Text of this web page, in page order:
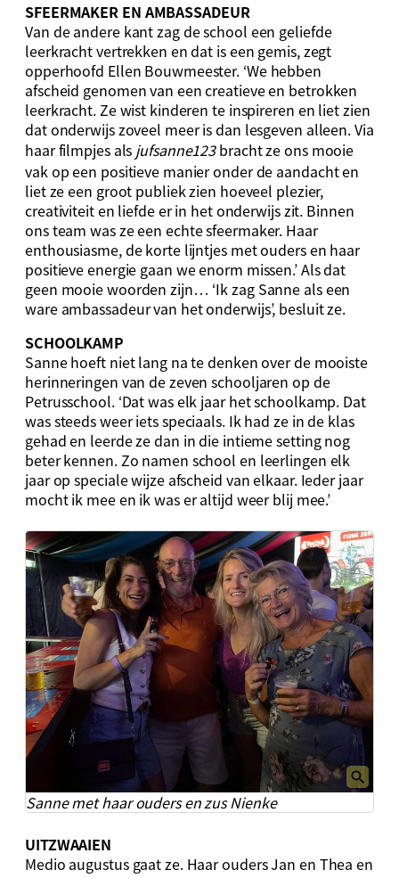
SFEERMAKER EN AMBASSADEUR
Van de andere kant zag de school een geliefde
leerkracht vertrekken en dat is een gemis, zegt
opperhoofd Ellen Bouwmeester. ‘We hebben
afscheid genomen van een creatieve en betrokken
leerkracht. Ze wist kinderen te inspireren en liet zien
dat onderwijs zoveel meer is dan lesgeven alleen. Via
haar filmpjes als jufsanne123bracht ze ons mooie
vak op een positieve manier onder de aandacht en
liet ze een groot publiek zien hoeveel plezier,
creativiteit en liefde er in het onderwijs zit. Binnen
ons team was ze een echte sfeermaker. Haar
enthousiasme, de korte lijntjes met ouders en haar
positieve energie gaan we enorm missen.’ Als dat
geen mooie woorden zijn… ‘Ik zag Sanne als een
ware ambassadeur van het onderwijs’, besluit ze.
SCHOOLKAMP
Sanne hoeft niet lang na te denken over de mooiste
herinneringen van de zeven schooljaren op de
Petrusschool. ‘Dat was elk jaar het schoolkamp. Dat
was steeds weer iets speciaals. Ik had ze in de klas
gehad en leerde ze dan in die intieme setting nog
beter kennen. Zo namen school en leerlingen elk
jaar op speciale wijze afscheid van elkaar. Ieder jaar
mocht ik mee en ik was er altijd weer blij mee.’
Sanne met haar ouders en zus Nienke
UITZWAAIEN
Medio augustus gaat ze. Haar ouders Jan en Thea en